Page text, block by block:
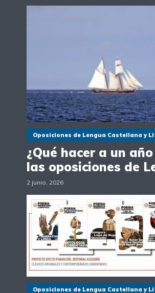
Oposiciones de Lengua Castellana y
¿Qué hacer a un
las oposiciones de
2 junio, 2026
Oposiciones de Lengua Castellana y